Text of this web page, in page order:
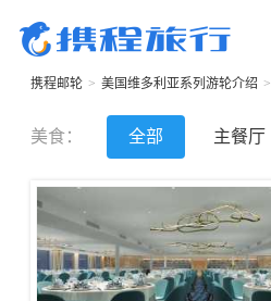
携程邮轮 > 美国维多利亚系列游轮介绍 >
美食： 全部 主餐厅